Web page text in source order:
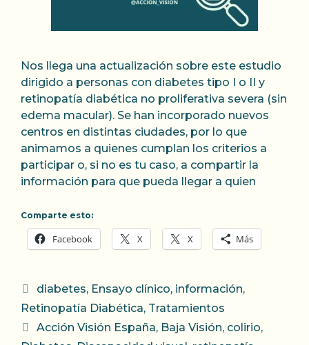
Nos llega una actualización sobre este estudio
dirigido a personas con diabetes tipo I o II y
retinopatía diabética no proliferativa severa (sin
edema macular). Se han incorporado nuevos
centros en distintas ciudades, por lo que
animamos a quienes cumplan los criterios a
participar o, si no es tu caso, a compartir la
información para que pueda llegar a quien
Comparte esto:
Facebook X X Más
Categorías
diabetes, Ensayo clínico, información,
Retinopatía Diabética, Tratamientos
Etiquetas
Acción Visión España, Baja Visión, colirio,